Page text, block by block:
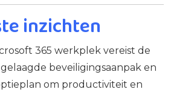
inzichten
365 werkplek vereist de
beveiligingsaanpak en
om productiviteit en